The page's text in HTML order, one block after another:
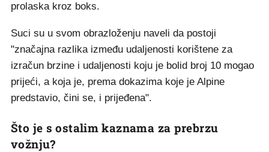
prolaska kroz boks.
Suci su u svom obrazloženju naveli da postoji
"značajna razlika između udaljenosti korištene za
izračun brzine i udaljenosti koju je bolid broj 10 mogao
prijeći, a koja je, prema dokazima koje je Alpine
predstavio, čini se, i prijeđena".
Što je s ostalim kaznama za prebrzu
vožnju?